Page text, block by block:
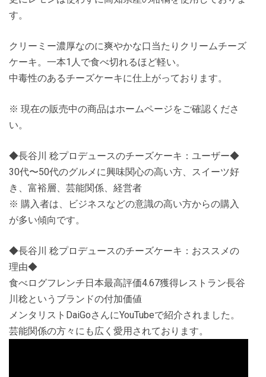
す。
クリーミー濃厚なのに爽やかな口当たりクリームチーズ
ケーキ。一本1人で食べ切れるほど軽い。
中毒性のあるチーズケーキに仕上がっております。
※ 現在の販売中の商品はホームページをご確認くださ
い。
◆長谷川 稔プロデュースのチーズケーキ：ユーザー◆
30代〜50代のグルメに興味関心の高い方、スイーツ好
き、富裕層、芸能関係、経営者
※ 購入者は、ビジネスなどの意識の高い方からの購入
が多い傾向です。
◆長谷川 稔プロデュースのチーズケーキ：おススメの
理由◆
食べログフレンチ日本最高評価4.67獲得レストラン長谷
川稔というブランドの付加価値
メンタリストDaiGoさんにYouTubeで紹介されました。
芸能関係の方々にも広く愛用されております。